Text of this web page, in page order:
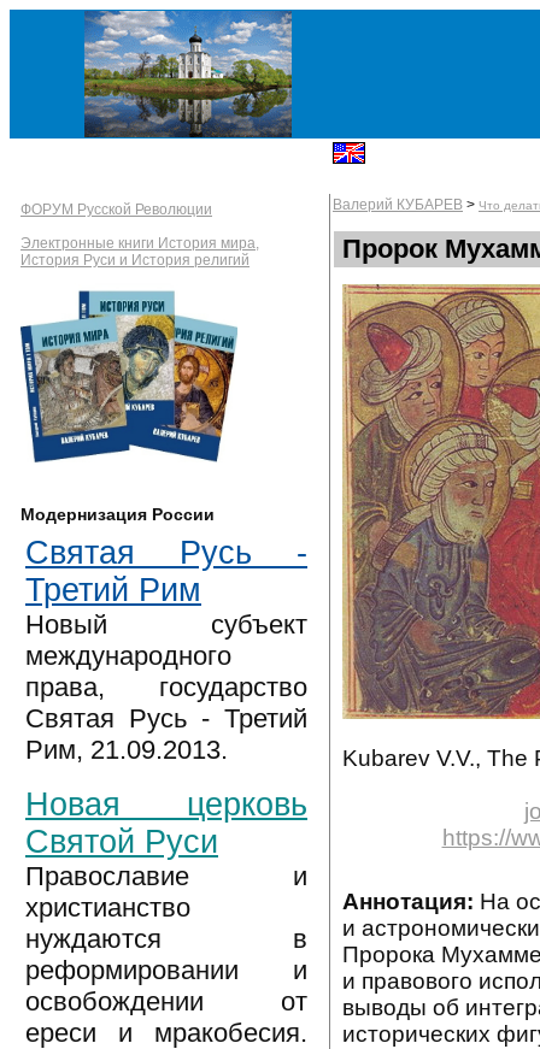
ФОРУМ Русской Революции
Электронные книги История мира,
История Руси и История религий
Модернизация России
Святая Русь -
Третий Рим
Новый субъект
международного
права, государство
Святая Русь - Третий
Рим, 21.09.2013.
Новая церковь
Святой Руси
Православие и
христианство
нуждаются в
реформировании и
освобождении от
ереси и мракобесия.
Валерий КУБАРЕВ > Что
Пророк
Kubarev V.V.,
https://
Аннотация: На
и
Пророка
и правового
выводы об
исторических